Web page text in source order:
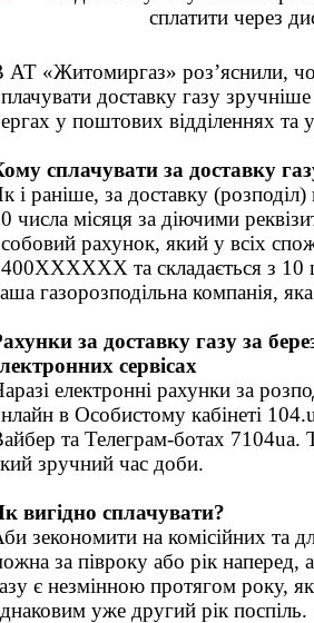
АТ «Житомиргаз» роз’яснили,
доставку газу
у поштових відділеннях та
сплачувати за доставку
і раніше, за доставку
числа місяця за діючими
рахунок, який у всіх
та складається з
газорозподільна компанія,
за доставку газу за
сервісах
електронні рахунки за
в Особистому кабінеті
та Телеграм-ботах
зручний час доби.
вигідно сплачувати?
зекономити на комісійних та
за півроку або рік наперед,
є незмінною протягом року,
уже другий рік поспіль.